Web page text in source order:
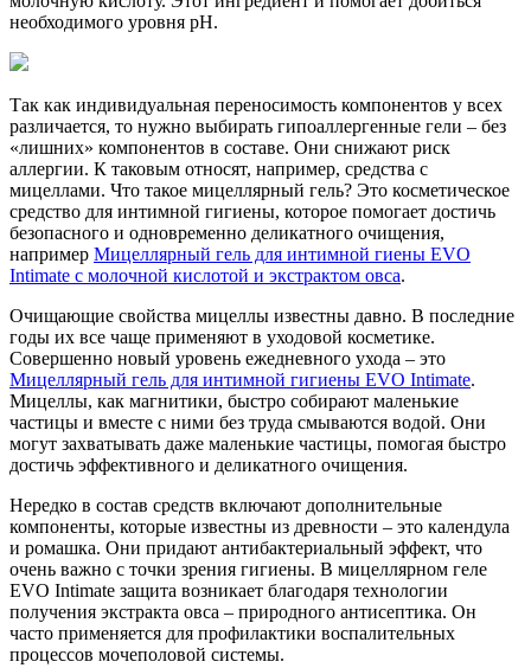
необходимого уровня рН.
Так как индивидуальная переносимость компонентов у всех
различается, то нужно выбирать гипоаллергенные гели – без
«лишних» компонентов в составе. Они снижают риск
аллергии. К таковым относят, например, средства с
мицеллами. Что такое мицеллярный гель? Это косметическое
средство для интимной гигиены, которое помогает достичь
безопасного и одновременно деликатного очищения,
например Мицеллярный гель для интимной гиены EVO
Intimate с молочной кислотой и экстрактом овса.
Очищающие свойства мицеллы известны давно. В последние
годы их все чаще применяют в уходовой косметике.
Совершенно новый уровень ежедневного ухода – это
Мицеллярный гель для интимной гигиены EVO Intimate.
Мицеллы, как магнитики, быстро собирают маленькие
частицы и вместе с ними без труда смываются водой. Они
могут захватывать даже маленькие частицы, помогая быстро
достичь эффективного и деликатного очищения.
Нередко в состав средств включают дополнительные
компоненты, которые известны из древности – это календула
и ромашка. Они придают антибактериальный эффект, что
очень важно с точки зрения гигиены. В мицеллярном геле
EVO Intimate защита возникает благодаря технологии
получения экстракта овса – природного антисептика. Он
часто применяется для профилактики воспалительных
процессов мочеполовой системы.